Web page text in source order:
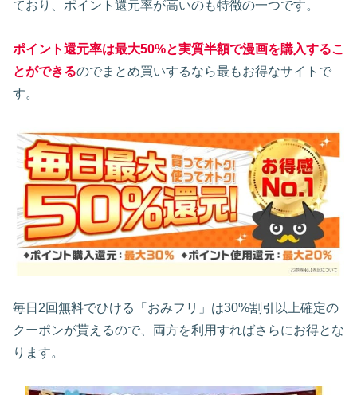
ており、ポイント還元率が高いのも特徴の一つです。
ポイント還元率は最大50%と実質半額で漫画を購入するこ
とができるのでまとめ買いするなら最もお得なサイトで
す。
毎日2回無料でひける「おみフリ」は30%割引以上確定の
クーポンが貰えるので、両方を利用すればさらにお得とな
ります。